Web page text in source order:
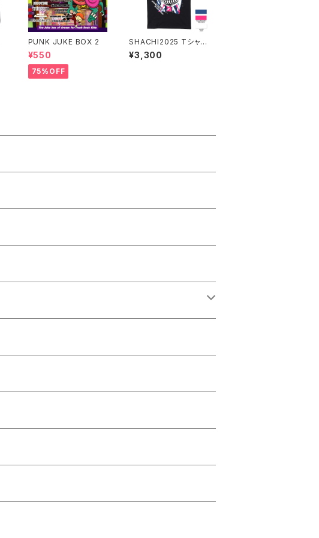
PUNK JUKE BOX 2
¥550
75%OFF
SHACHI2025 Tシャツ
黒
¥3,300